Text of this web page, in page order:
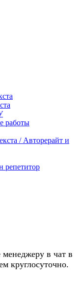
работы
/ Авторерайт и
репетитор
в чат в
круглосуточно.